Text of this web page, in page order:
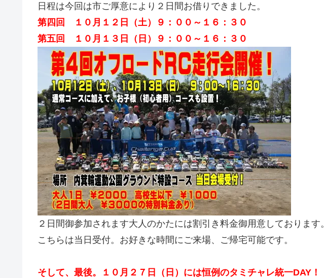
日程は今回は市ご厚意により２日間お借りできました。
第四回 １０月１２日（土）９：００～１６：３０
第五回 １０月１３日（日）９：００～１６：３０
２日間御参加されます大人のかたには割引き料金御用意しております。
こちらは当日受付。お好きな時間にご来場、ご帰宅可能です。
そして、最後。１０月２７日（日）には恒例のタミチャレ統一DAY！